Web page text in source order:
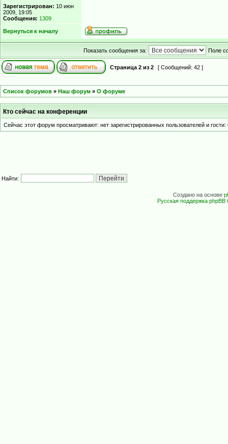
Зарегистрирован: 10 июн
2009, 19:05
Сообщения: 1309
Вернуться к началу
Показать сообщения за: Поле
Страница 2 из 2 [ Сообщений: 42 ]
Список форумов » Наш форум » О форуме
Кто сейчас на конференции
Сейчас этот форум просматривают: нет зарегистрированных пользователей и гости:
Найти:
Создано на основе
Русская поддержка phpBB